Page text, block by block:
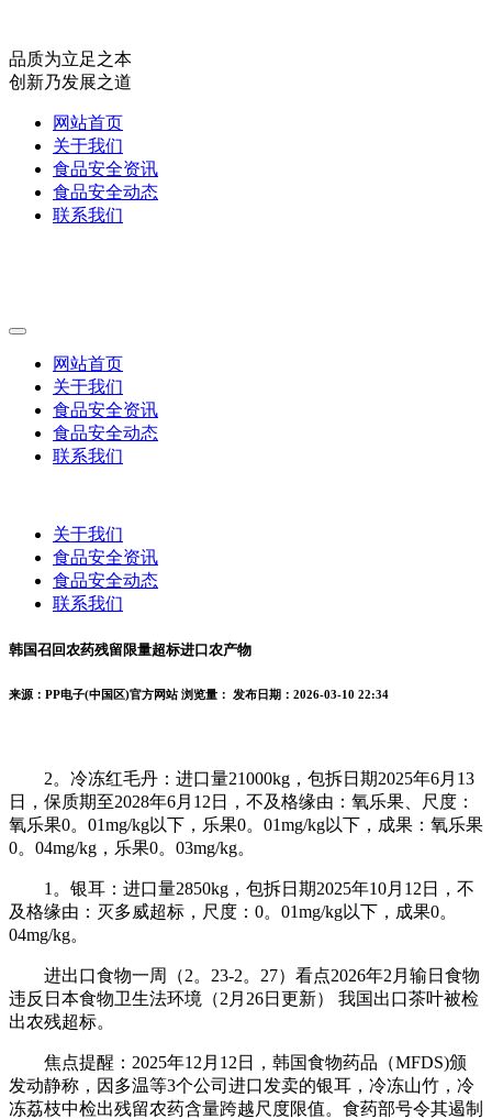
品质为立足之本
创新乃发展之道
网站首页
关于我们
食品安全资讯
食品安全动态
联系我们
网站首页
关于我们
食品安全资讯
食品安全动态
联系我们
关于我们
食品安全资讯
食品安全动态
联系我们
韩国召回农药残留限量超标进口农产物
来源：PP电子(中国区)官方网站 浏览量： 发布日期：2026-03-10 22:34
2。冷冻红毛丹：进口量21000kg，包拆日期2025年6月13
日，保质期至2028年6月12日，不及格缘由：氧乐果、尺度：
氧乐果0。01mg/kg以下，乐果0。01mg/kg以下，成果：氧乐果
0。04mg/kg，乐果0。03mg/kg。
1。银耳：进口量2850kg，包拆日期2025年10月12日，不
及格缘由：灭多威超标，尺度：0。01mg/kg以下，成果0。
04mg/kg。
进出口食物一周（2。23-2。27）看点2026年2月输日食物
违反日本食物卫生法环境（2月26日更新） 我国出口茶叶被检
出农残超标。
焦点提醒：2025年12月12日，韩国食物药品（MFDS)颁
发动静称，因多温等3个公司进口发卖的银耳，冷冻山竹，冷
冻荔枝中检出残留农药含量跨越尺度限值。食药部号令其遏制